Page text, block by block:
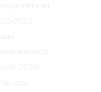
2021).
2021).
että